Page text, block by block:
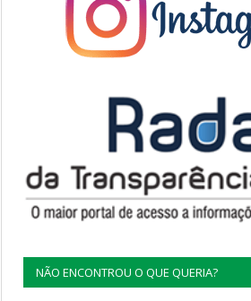
NÃO ENCONTROU O QUE QUERIA?